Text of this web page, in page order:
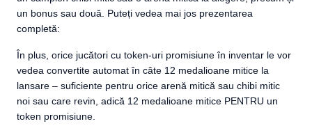
un bonus sau două. Puteți vedea mai jos prezentarea
completă:
În plus, orice jucători cu token-uri promisiune în inventar le vor
vedea convertite automat în câte 12 medalioane mitice la
lansare – suficiente pentru orice arenă mitică sau chibi mitic
noi sau care revin, adică 12 medalioane mitice PENTRU un
token promisiune.